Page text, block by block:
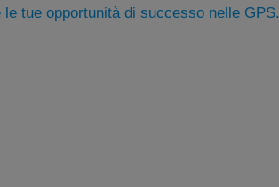
tue opportunità di successo nelle GPS.